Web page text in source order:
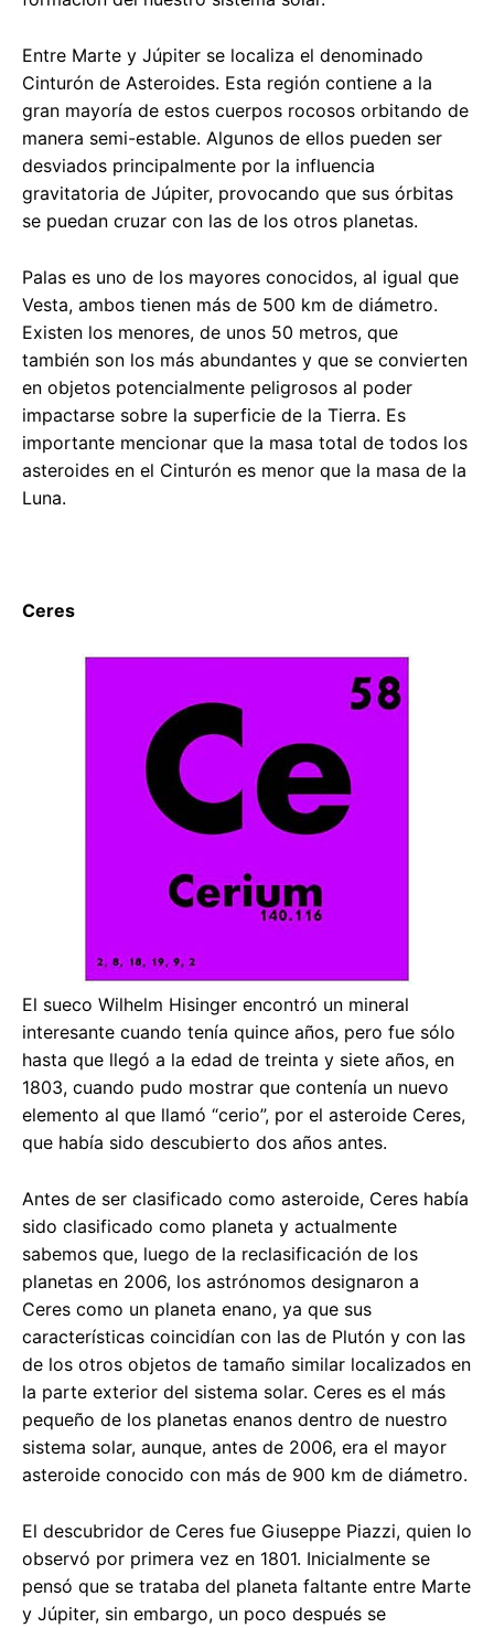
Entre Marte y Júpiter se localiza el denominado
Cinturón de Asteroides. Esta región contiene a la
gran mayoría de estos cuerpos rocosos orbitando de
manera semi-estable. Algunos de ellos pueden ser
desviados principalmente por la influencia
gravitatoria de Júpiter, provocando que sus órbitas
se puedan cruzar con las de los otros planetas.
Palas es uno de los mayores conocidos, al igual que
Vesta, ambos tienen más de 500 km de diámetro.
Existen los menores, de unos 50 metros, que
también son los más abundantes y que se convierten
en objetos potencialmente peligrosos al poder
impactarse sobre la superficie de la Tierra. Es
importante mencionar que la masa total de todos los
asteroides en el Cinturón es menor que la masa de la
Luna.
Ceres
El sueco Wilhelm Hisinger encontró un mineral
interesante cuando tenía quince años, pero fue sólo
hasta que llegó a la edad de treinta y siete años, en
1803, cuando pudo mostrar que contenía un nuevo
elemento al que llamó “cerio”, por el asteroide Ceres,
que había sido descubierto dos años antes.
Antes de ser clasificado como asteroide, Ceres había
sido clasificado como planeta y actualmente
sabemos que, luego de la reclasificación de los
planetas en 2006, los astrónomos designaron a
Ceres como un planeta enano, ya que sus
características coincidían con las de Plutón y con las
de los otros objetos de tamaño similar localizados en
la parte exterior del sistema solar. Ceres es el más
pequeño de los planetas enanos dentro de nuestro
sistema solar, aunque, antes de 2006, era el mayor
asteroide conocido con más de 900 km de diámetro.
El descubridor de Ceres fue Giuseppe Piazzi, quien lo
observó por primera vez en 1801. Inicialmente se
pensó que se trataba del planeta faltante entre Marte
y Júpiter, sin embargo, un poco después se